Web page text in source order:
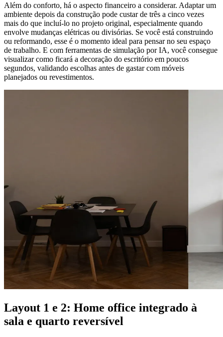
Além do conforto, há o aspecto financeiro a considerar. Adaptar um
ambiente depois da construção pode custar de três a cinco vezes
mais do que incluí-lo no projeto original, especialmente quando
envolve mudanças elétricas ou divisórias. Se você está construindo
ou reformando, esse é o momento ideal para pensar no seu espaço
de trabalho. E com ferramentas de simulação por IA, você consegue
visualizar como ficará a decoração do escritório em poucos
segundos, validando escolhas antes de gastar com móveis
planejados ou revestimentos.
Layout 1 e 2: Home office integrado à
sala e quarto reversível